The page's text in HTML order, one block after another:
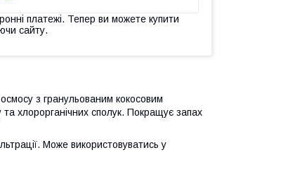
платежі. Тепер ви можете купити
сайту.
з гранульованим кокосовим
хлорорганічних сполук. Покращує запах
Може використовуватись у